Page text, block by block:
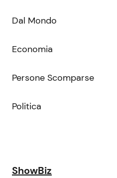
Dal Mondo
Economia
Persone Scomparse
Politica
ShowBiz